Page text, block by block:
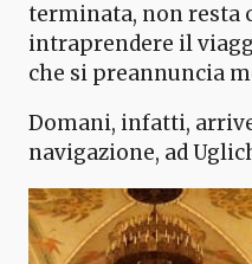
terminata, non resta
intraprendere il
che si preannuncia
Domani, infatti,
navigazione, ad